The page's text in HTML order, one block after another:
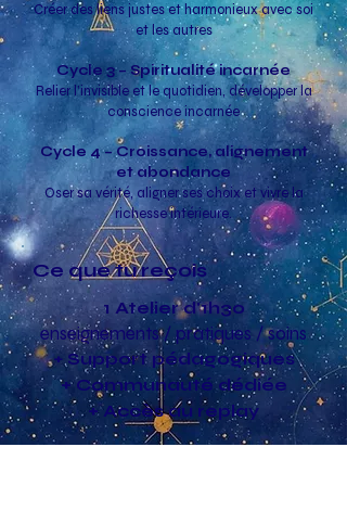
Créer des liens justes et harmonieux avec soi
et les autres
Cycle 3 – Spiritualité incarnée
Relier l’invisible et le quotidien, développer la
conscience incarnée
Cycle 4 – Croissance, alignement
et abondance
Oser sa vérité, aligner ses choix et vivre la
richesse intérieure.
Ce que tu reçois
1 Atelier d'1h30
enseignements / pratiques / soins
+ Support pédagogiques
+Communauté dédiée
+Accès au replay